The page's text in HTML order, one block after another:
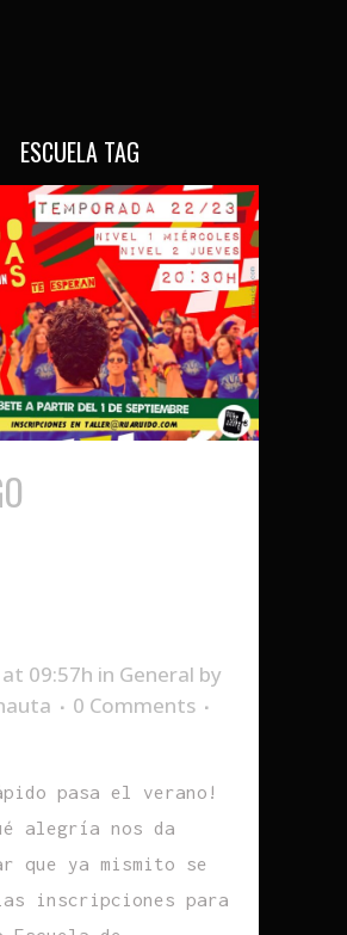
ESCUELA TAG
09:57h in General by
0 Comments
pasa el verano!
alegría nos da
que ya mismito se
inscripciones para